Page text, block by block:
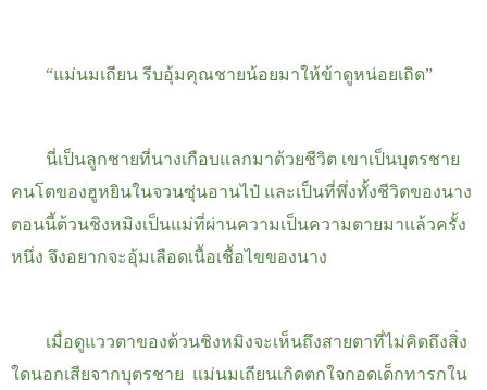
“แม่นมเถียน รีบอุ้มคุณชายน้อยมาให้ข้าดูหน่อยเถิด”
นี่เป็นลูกชายที่นางเกือบแลกมาด้วยชีวิต เขาเป็นบุตรชาย
คนโตของฮูหยินในจวนซุ่นอานไป๋ และเป็นที่พึ่งทั้งชีวิตของนาง
ตอนนี้ต้วนชิงหมิงเป็นแม่ที่ผ่านความเป็นความตายมาแล้วครั้ง
หนึ่ง จึงอยากจะอุ้มเลือดเนื้อเชื้อไขของนาง
เมื่อดูแววตาของต้วนชิงหมิงจะเห็นถึงสายตาที่ไม่คิดถึงสิ่ง
ใดนอกเสียจากบุตรชาย แม่นมเถียนเกิดตกใจกอดเด็กทารกใน